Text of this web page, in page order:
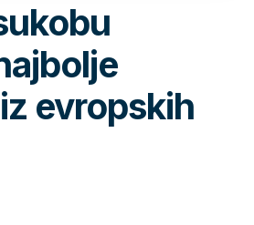
evropskih